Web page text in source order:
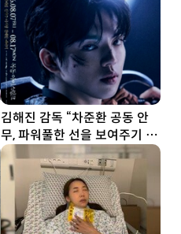
김해진 감독 “차준환 공동 안
무, 파워풀한 선을 보여주기 위
해 노력”